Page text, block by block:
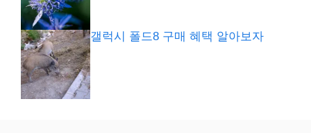
갤럭시 폴드8 구매 혜택 알아보자